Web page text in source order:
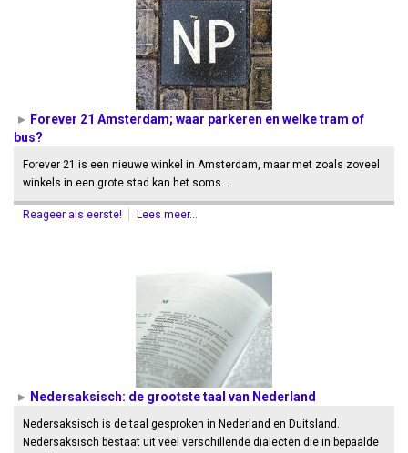
Forever 21 Amsterdam; waar parkeren en welke tram of
bus?
Forever 21 is een nieuwe winkel in Amsterdam, maar met zoals zoveel
winkels in een grote stad kan het soms…
Reageer als eerste! Lees meer...
Nedersaksisch: de grootste taal van Nederland
Nedersaksisch is de taal gesproken in Nederland en Duitsland.
Nedersaksisch bestaat uit veel verschillende dialecten die in bepaalde